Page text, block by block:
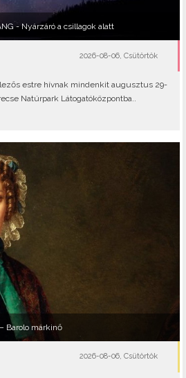
- Nyárzáró a csillagok alatt
2026-08-06, Csütörtök
estre hívnak mindenkit augusztus 29-
Natúrpark Látogatóközpontba..
Barolo márkinő
2026-08-06, Csütörtök